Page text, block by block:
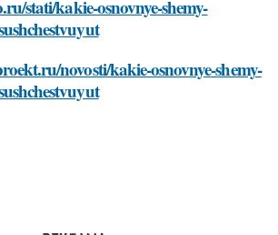
stati/kakie-osnovnye-shemy-
novosti/kakie-osnovnye-shemy-